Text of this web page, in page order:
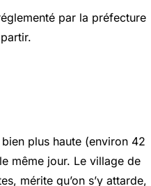
par la préfecture
plus haute (environ 42
même jour. Le village de
mérite qu’on s’y attarde,